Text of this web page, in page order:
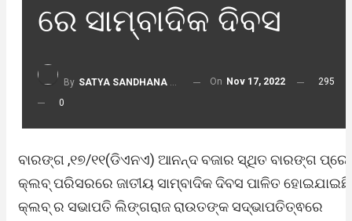
ରେ ସାମ୍ବାଦିକ ଦିବସ
By SATYA SANDHANA DESK On Nov 17, 2022
295
0
ବାରଙ୍ଗ ,୧୭/୧୧(ଡିଏନଏ) ଆନନ୍ଦ ବଜାର ସ୍ଥିତ ବାରଙ୍ଗ
କ୍ଲବ୍ ପରିସରରେ ଜାତୀୟ ସାମ୍ବାଦିକ ଦିବସ ପାଳିତ
କ୍ଲବ୍ ର ସଭାପତି ଲିଙ୍ଗରାଜ ରାଉତଙ୍କ ସଦ୍ଭାପତିତ୍ଵରେ